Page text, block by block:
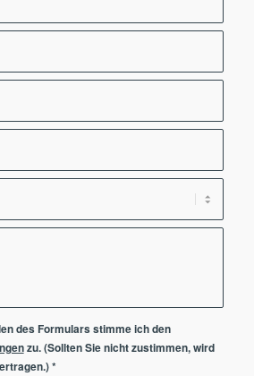
des Formulars stimme ich den
zu. (Sollten Sie nicht zustimmen, wird
*